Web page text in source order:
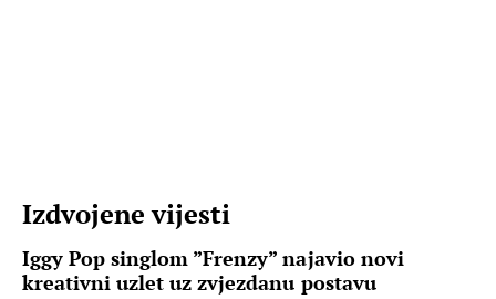
Izdvojene vijesti
Iggy Pop singlom ”Frenzy” najavio novi
kreativni uzlet uz zvjezdanu postavu